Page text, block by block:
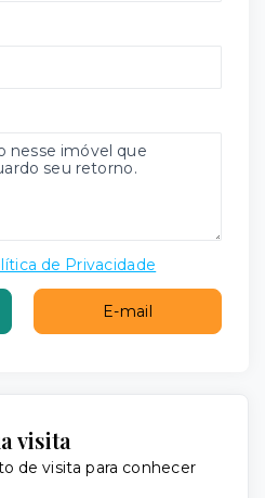
de Privacidade
E-mail
visita
de visita para conhecer